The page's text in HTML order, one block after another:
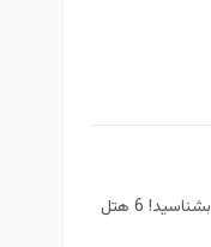
بهترین هتل تهران برای ماه عسل را بشناسید! 6 هتل